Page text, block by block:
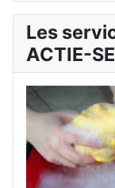
Les
ACTIE-